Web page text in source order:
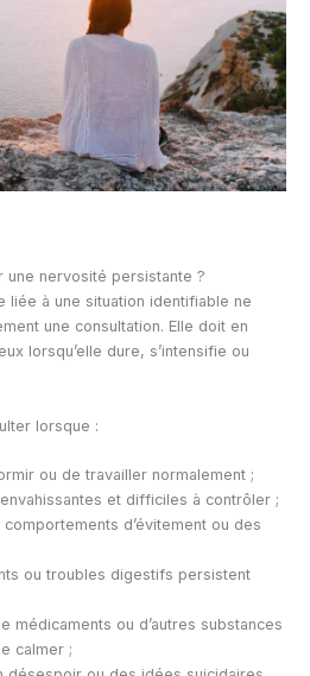
une nervosité persistante ?
liée à une situation identifiable ne
une consultation. Elle doit en
lorsqu’elle dure, s’intensifie ou
lorsque :
ou de travailler normalement ;
et difficiles à contrôler ;
d’évitement ou des
ou troubles digestifs persistent
médicaments ou d’autres substances
calmer ;